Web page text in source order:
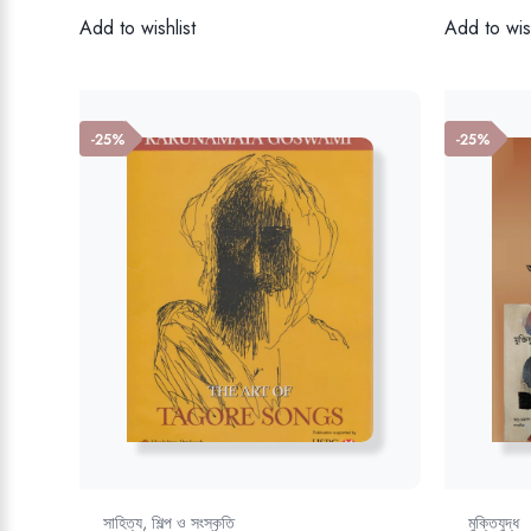
Add to wishlist Add to
-25%
সাহিত্য, শিল্প ও সংস্কৃতি
-25%
মুক্তিযুদ্ধ